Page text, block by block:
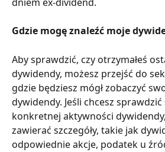
Gdzie mogę znaleźć moje
Aby sprawdzić, czy otrzymałeś
dywidendy, możesz przejść do
gdzie będziesz mógł zobaczyć
dywidendy. Jeśli chcesz sprawdzić
konkretnej aktywności
zawierać szczegóły, takie jak
odpowiednie akcje, podatek u